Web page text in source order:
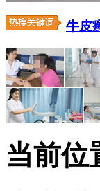
牛皮
当前位